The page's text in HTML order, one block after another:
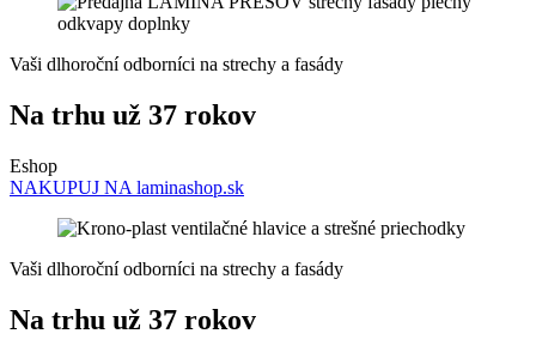
Vaši dlhoroční odborníci na strechy a fasády
Na trhu už 37 rokov
Eshop
NAKUPUJ NA laminashop.sk
Vaši dlhoroční odborníci na strechy a fasády
Na trhu už 37 rokov